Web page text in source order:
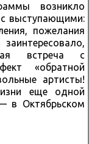
возникло
с выступающими:
пожелания
встреча с
«обратной
артисты!
еще одной
в Октябрьском